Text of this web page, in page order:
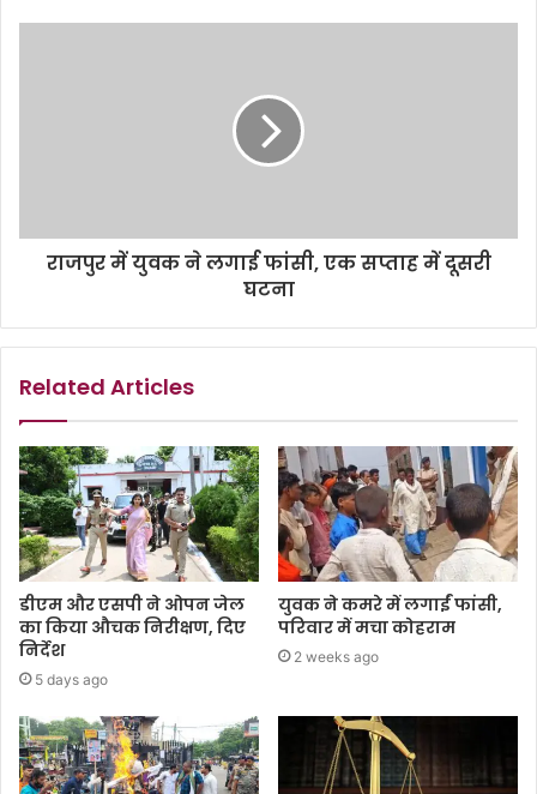
राजपुर में युवक ने लगाई फांसी, एक सप्ताह में दूसरी
घटना
Related Articles
डीएम और एसपी ने ओपन जेल
का किया औचक निरीक्षण, दिए
निर्देश
5 days ago
युवक ने कमरे में लगाईं फांसी,
परिवार में मचा कोहराम
2 weeks ago